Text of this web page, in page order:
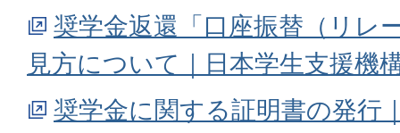
奨学金返還「口座振替（リレ
見方について｜日本学生支援機
奨学金に関する証明書の発行